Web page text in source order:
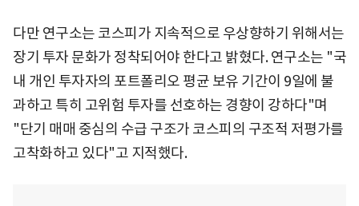
다만 연구소는 코스피가 지속적으로 우상향하기 위해서는
장기 투자 문화가 정착되어야 한다고 밝혔다. 연구소는 "국
내 개인 투자자의 포트폴리오 평균 보유 기간이 9일에 불
과하고 특히 고위험 투자를 선호하는 경향이 강하다"며
"단기 매매 중심의 수급 구조가 코스피의 구조적 저평가를
고착화하고 있다"고 지적했다.